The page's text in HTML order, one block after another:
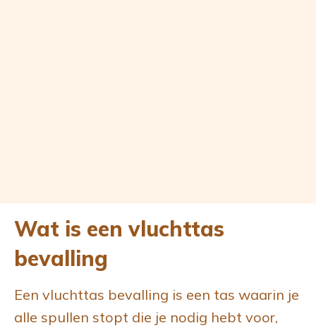
Wat is een vluchttas
bevalling
Een vluchttas bevalling is een tas waarin je
alle spullen stopt die je nodig hebt voor,